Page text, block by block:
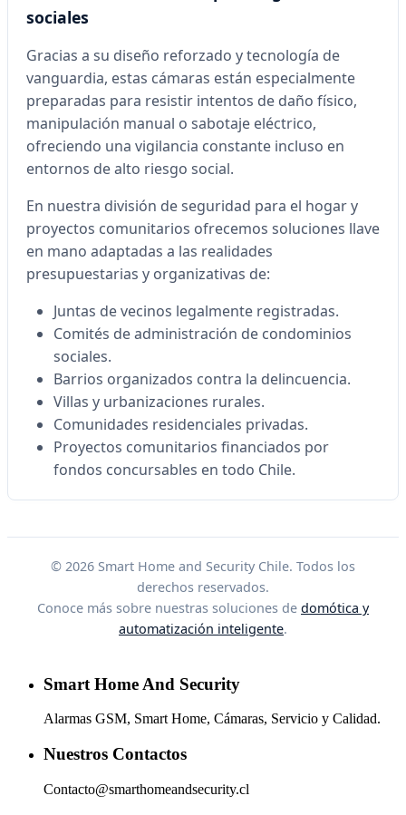
sociales
Gracias a su diseño reforzado y tecnología de
vanguardia, estas cámaras están especialmente
preparadas para resistir intentos de daño físico,
manipulación manual o sabotaje eléctrico,
ofreciendo una vigilancia constante incluso en
entornos de alto riesgo social.
En nuestra división de seguridad para el hogar y
proyectos comunitarios ofrecemos soluciones llave
en mano adaptadas a las realidades
presupuestarias y organizativas de:
Juntas de vecinos legalmente registradas.
Comités de administración de condominios
sociales.
Barrios organizados contra la delincuencia.
Villas y urbanizaciones rurales.
Comunidades residenciales privadas.
Proyectos comunitarios financiados por
fondos concursables en todo Chile.
© 2026 Smart Home and Security Chile. Todos los
derechos reservados.
Conoce más sobre nuestras soluciones de domótica y
automatización inteligente.
Smart Home And Security
Alarmas GSM, Smart Home, Cámaras, Servicio y Calidad.
Nuestros Contactos
Contacto@smarthomeandsecurity.cl